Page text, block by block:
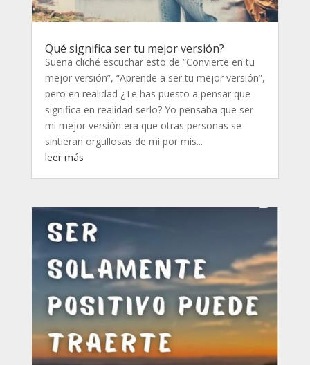
Qué significa ser tu mejor versión?
Suena cliché escuchar esto de “Convierte en tu
mejor versión”, “Aprende a ser tu mejor versión”,
pero en realidad ¿Te has puesto a pensar que
significa en realidad serlo? Yo pensaba que ser
mi mejor versión era que otras personas se
sintieran orgullosas de mi por mis...
leer más